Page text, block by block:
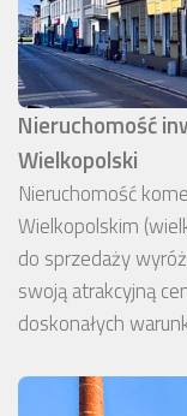
Nieruchomość
Wielkopolski
Nieruchomość
Wielkopolskim
do sprzedaży
swoją atrakcyjną
doskonałych